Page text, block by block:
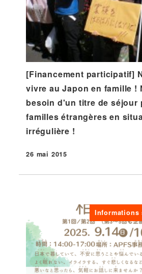
[Financement participatif]
vivre au Japon en famille !
besoin d'un titre de séjour
familles étrangères en
irrégulière !
Publié
26 mai 2015
Informations